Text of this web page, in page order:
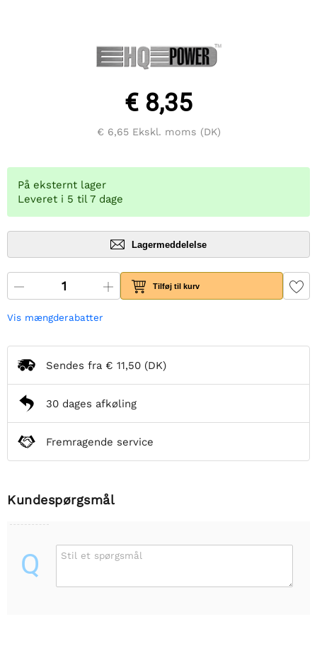
€ 8,35
€ 6,65Ekskl. moms (DK)
På eksternt lager
Leveret i 5 til 7 dage
Lagermeddelelse
Tilføj til kurv
Vis mængderabatter
Sendes fra € 11,50 (DK)
30 dages afkøling
Fremragende service
Kundespørgsmål
Q Stil et spørgsmål